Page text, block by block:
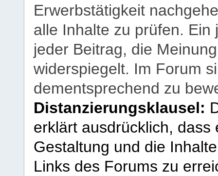
Erwerbstätigkeit
alle Inhalte zu prüfen.
jeder Beitrag, die
widerspiegelt. Im Forum
dementsprechend zu
Distanzierungsklausel:
erklärt ausdrücklich,
Gestaltung und die
Links des Forums zu